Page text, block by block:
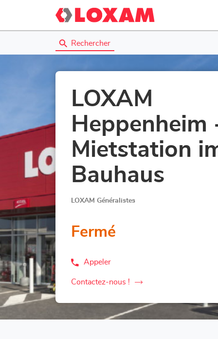
Rechercher
LOXAM
Heppenheim
Mietstation
Bauhaus
LOXAM Généralistes
Fermé
Appeler
Afficher
numéro
du
de
Contactez-nous !
le
vente